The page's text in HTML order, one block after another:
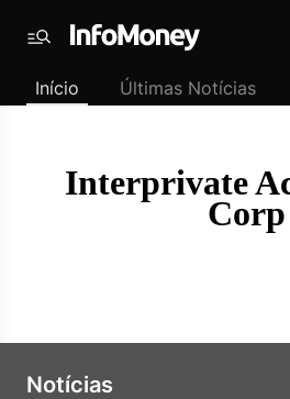
padrão
Últimas
InfoMoney
Menu
Início Últimas Notícias
Interprivate
Corp
Notícias